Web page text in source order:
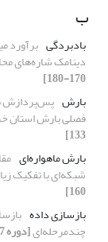
ب
بادبردگی برآورد
دینامک شاره‌های
170-180]
بارش
فصلی بارش استان
133]
بارش ماهواره‌‌ای
شبکه‌‌ای با تفکیک
160]
بازسازی داده
چندمرحله‌ای[دوره 7، شماره 1، 1392، صفحه 14-23]